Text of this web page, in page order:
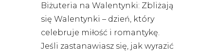
Biżuteria na Walentynki: Zbliżają
się Walentynki – dzień, który
celebruje miłość i romantykę.
Jeśli zastanawiasz się, jak wyrazić